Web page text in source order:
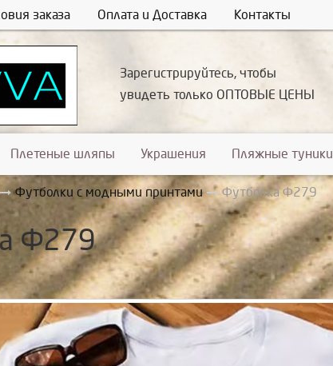
заказа Оплата и Доставка Контакты
Зарегистрируйтесь, чтобы
увидеть только ОПТОВЫЕ ЦЕНЫ
Плетеные шляпы Украшения Пляжные туники
Футболки с модными принтами Футболка Ф279
Ф279